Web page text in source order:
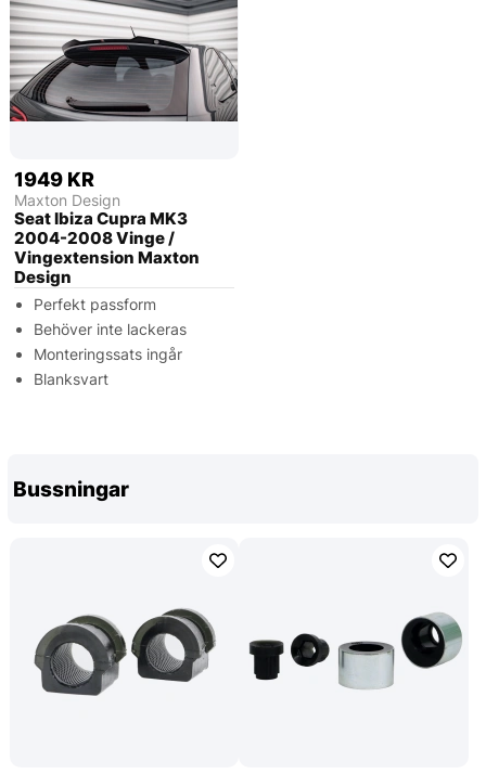
1949 KR
Maxton Design
Seat Ibiza Cupra MK3
2004-2008 Vinge /
Vingextension Maxton
Design
Perfekt passform
Behöver inte lackeras
Monteringssats ingår
Blanksvart
Bussningar